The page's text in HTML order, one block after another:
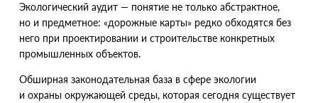
Экологический аудит — понятие не только абстрактное,
но и предметное: «дорожные карты» редко обходятся без
него при проектировании и строительстве конкретных
промышленных объектов.
Обширная законодательная база в сфере экологии
и охраны окружающей среды, которая сегодня существует